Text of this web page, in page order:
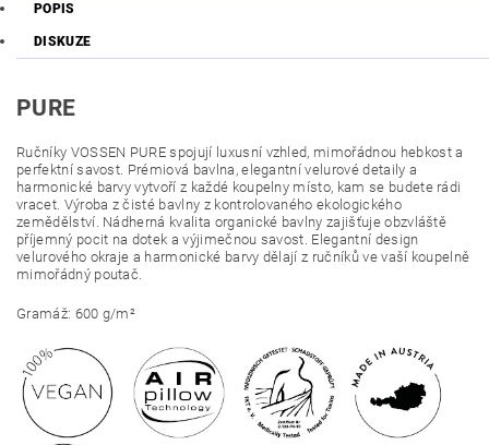
POPIS
DISKUZE
PURE
Ručníky VOSSEN PURE spojují luxusní vzhled, mimořádnou hebkost a
perfektní savost. Prémiová bavlna, elegantní velurové detaily a
harmonické barvy vytvoří z každé koupelny místo, kam se budete rádi
vracet. Výroba z čisté bavlny z kontrolovaného ekologického
zemědělství. Nádherná kvalita organické bavlny zajišťuje obzvláště
příjemný pocit na dotek a výjimečnou savost. Elegantní design
velurového okraje a harmonické barvy dělají z ručníků ve vaší koupelně
mimořádný poutač.
Gramáž: 600 g/m²